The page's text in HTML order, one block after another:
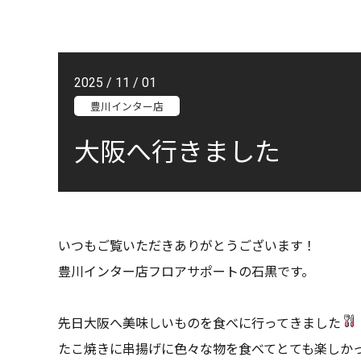
2025 / 11 / 01
豊川インター店
大阪へ行きました
いつもご覧いただきありがとうございます！
豊川インター店フロアサポートの石黒です。
先日大阪へ美味しいものを食べに行ってきました
たこ焼きに串揚げに色々な物を食べてとても楽しか